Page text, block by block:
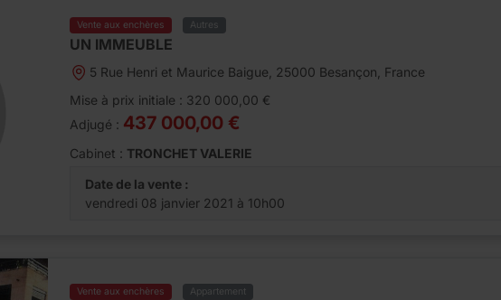
Vente aux enchères Autres
UN IMMEUBLE
5 Rue Henri et Maurice Baigue, 25000 Besançon, France
Mise à prix initiale : 320 000,00 €
Adjugé : 437 000,00 €
Cabinet : TRONCHET VALERIE
Date de la vente :
vendredi 08 janvier 2021 à 10h00
Vente aux enchères Appartement